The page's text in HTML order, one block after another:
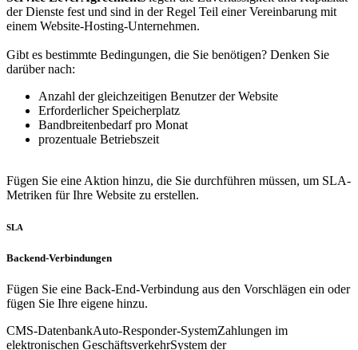
der Dienste fest und sind in der Regel Teil einer Vereinbarung mit
einem Website-Hosting-Unternehmen.
Gibt es bestimmte Bedingungen, die Sie benötigen? Denken Sie
darüber nach:
Anzahl der gleichzeitigen Benutzer der Website
Erforderlicher Speicherplatz
Bandbreitenbedarf pro Monat
prozentuale Betriebszeit
Fügen Sie eine Aktion hinzu, die Sie durchführen müssen, um SLA-
Metriken für Ihre Website zu erstellen.
SLA
Backend-Verbindungen
Fügen Sie eine Back-End-Verbindung aus den Vorschlägen ein oder
fügen Sie Ihre eigene hinzu.
CMS-DatenbankAuto-Responder-SystemZahlungen im
elektronischen GeschäftsverkehrSystem der